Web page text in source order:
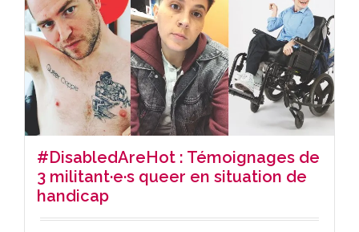
#DisabledAreHot : Témoignages de
3 militant·e·s queer en situation de
handicap